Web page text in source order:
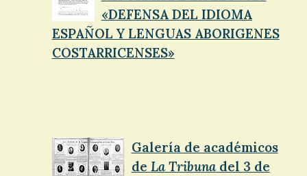
«DEFENSA DEL IDIOMA
ESPAÑOL Y LENGUAS ABORIGENES
COSTARRICENSES»
Galería de académicos
de La Tribunadel 3 de